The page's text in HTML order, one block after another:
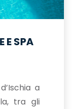
E SPA
a
tra gli